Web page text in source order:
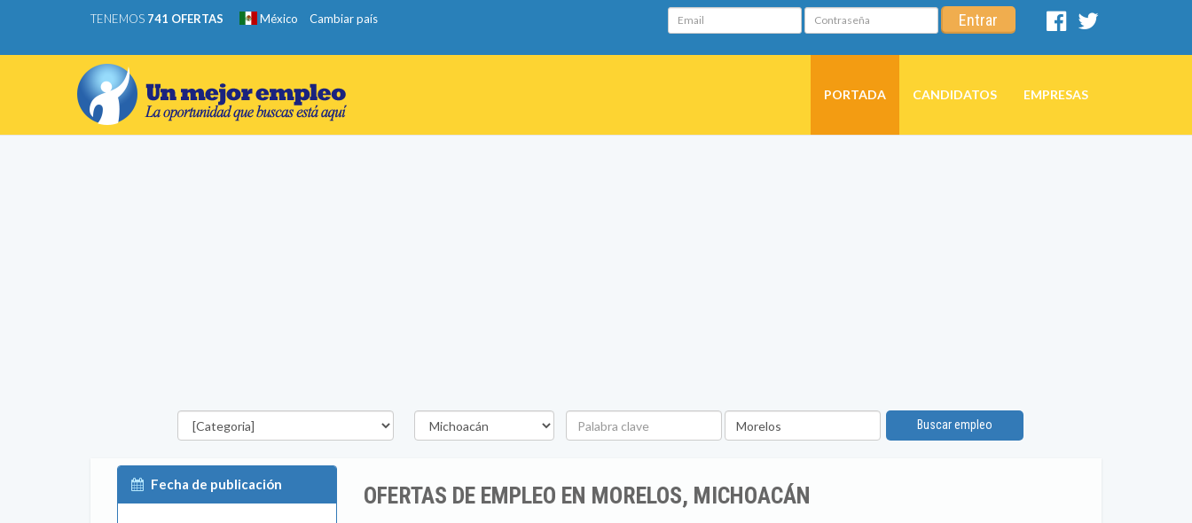
TENEMOS 741 OFERTAS México Cambiar país Email Contraseña Entrar
Facebook
PORTADA CANDIDATOS EMPRESAS
Categorías Estado
Palabra
clave
Ubicación
Buscar empleo
Fecha de publicación OFERTAS DE EMPLEO EN MORELOS, MICHOACÁN